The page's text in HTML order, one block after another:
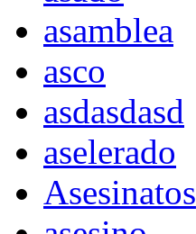
asamblea
asco
asdasdasd
aselerado
Asesinatos